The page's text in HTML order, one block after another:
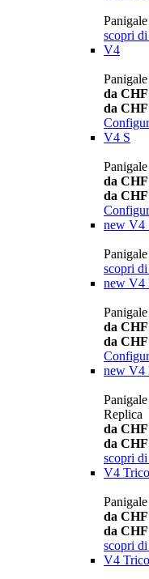
scopri
V4
da CHF
da CHF
V4 S
da CHF
da CHF
new V4
scopri
new V4
da CHF
da CHF
new V4
Replica
da CHF
da CHF
scopri
V4
da CHF
da CHF
scopri
V4